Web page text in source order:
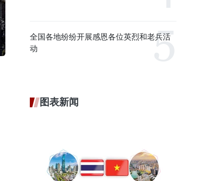
全国各地纷纷开展感恩各位英烈和老兵活
动
图表新闻